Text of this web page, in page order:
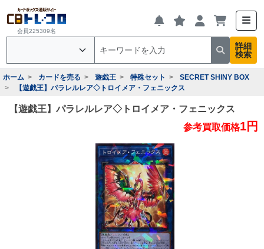
会員225309名
詳細
検索
ホーム カードを売る 遊戯王 特殊セット
SECRET SHINY BOX
【遊戯王】パラレルレア◇トロイメア・フェニックス
【遊戯王】パラレルレア◇トロイメア・フェニックス
参考買取価格1円